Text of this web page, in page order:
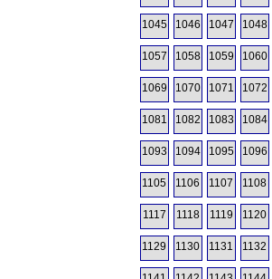
1045 1046 1047 1048
1057 1058 1059 1060
1069 1070 1071 1072
1081 1082 1083 1084
1093 1094 1095 1096
1105 1106 1107 1108
1117 1118 1119 1120
1129 1130 1131 1132